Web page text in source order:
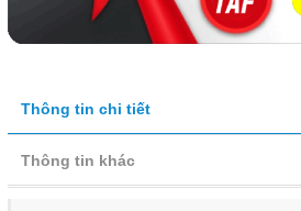
Thông tin chi tiết
Thông tin khác